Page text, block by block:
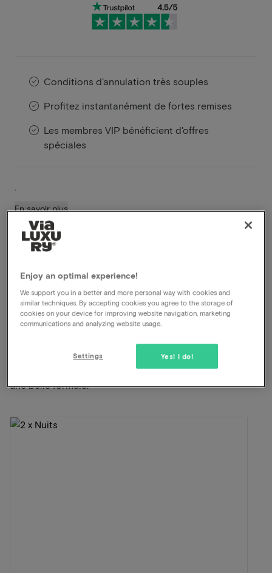
Conditions d'annulation très souples
Profitez instantanément de fortes remises
Les membres VIP bénéficient d'offres
spéciales
En savoir plus
Restaurant à la carte
Dîner inclus
Petit déjeuner inclus
Bovenstraat 2 Bronkhorst Voir sur la carte
ViaLuxury et l'hôtel ont soigneusement mis au point
une belle formule.
Enjoy an optimal experience!
We support you in a better and more personal way with cookies and
similar techniques. By accepting cookies you agree to the storage of
cookies on your device for improving website navigation, marketing
communications and analyzing website usage.
Yes! I do!
Settings